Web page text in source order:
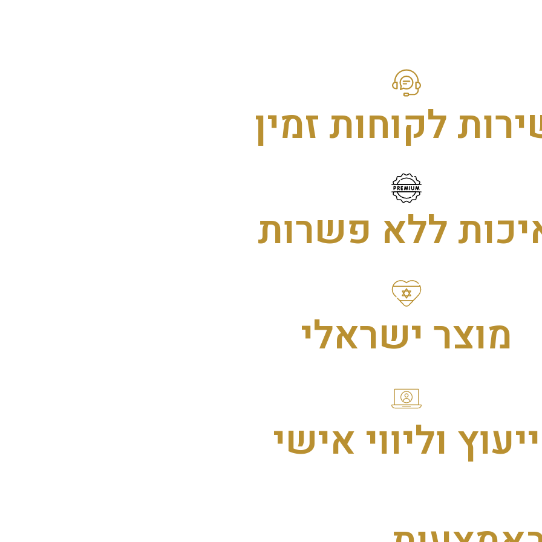
לקוחות זמין
ללא פשרות
מוצר ישראלי
ייעוץ וליווי אישי